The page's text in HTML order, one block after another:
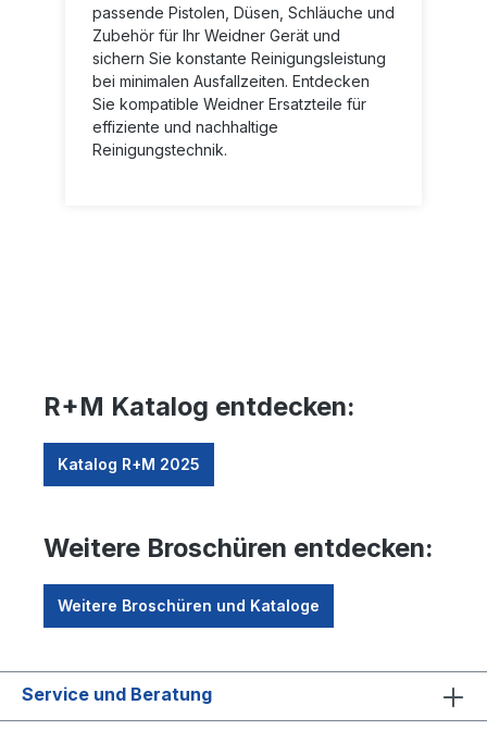
passende Pistolen, Düsen, Schläuche und
Zubehör für Ihr Weidner Gerät und
sichern Sie konstante Reinigungsleistung
bei minimalen Ausfallzeiten. Entdecken
Sie kompatible Weidner Ersatzteile für
effiziente und nachhaltige
Reinigungstechnik.
R+M Katalog entdecken:
Katalog R+M 2025
Weitere Broschüren entdecken:
Weitere Broschüren und Kataloge
Service und Beratung